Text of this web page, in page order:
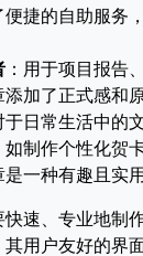
便捷的自助服务
：用于项目报告
加了正式感和原
于日常生活中的
制作个性化贺
一种有趣且实
速、专业地制
用户友好的界